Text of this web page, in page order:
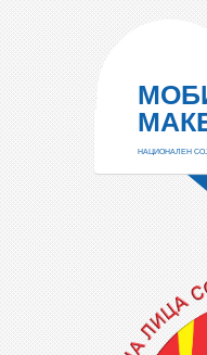
НАЦИОНАЛЕН